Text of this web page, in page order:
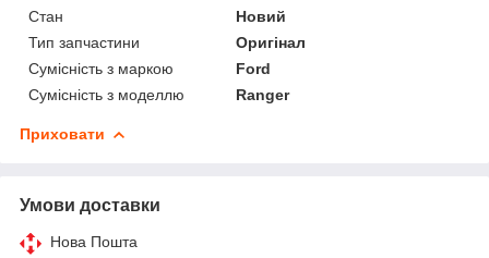
Стан
Новий
Тип запчастини
Оригінал
Сумісність з маркою
Ford
Сумісність з моделлю
Ranger
Приховати
Умови доставки
Нова Пошта